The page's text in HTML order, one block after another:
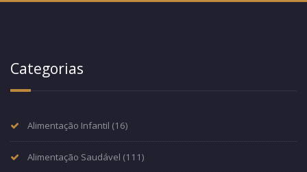
Categorias
Alimentação Infantil (16)
Alimentação Saudável (111)